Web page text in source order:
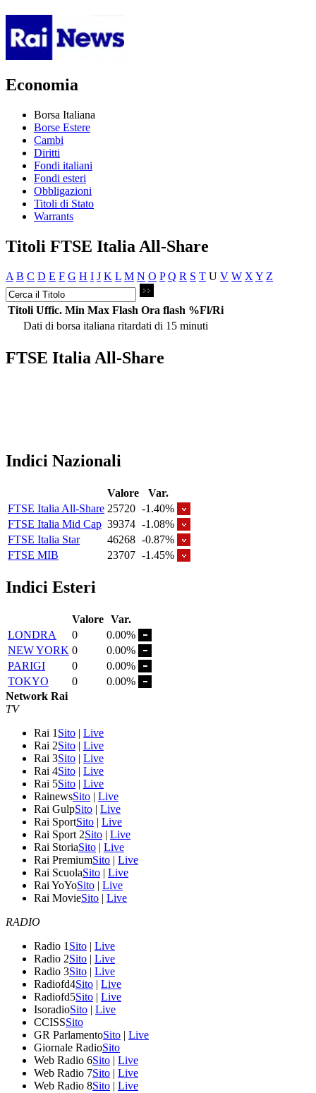
Economia
Borsa Italiana
Borse Estere
Cambi
Diritti
Fondi italiani
Fondi esteri
Obbligazioni
Titoli di Stato
Warrants
Titoli FTSE Italia All-Share
A B C D E F G H I J K L M N O P Q R S T U V W X Y Z
Titoli Uffic. Min Max Flash Ora flash %Fl/Ri
Dati di borsa italiana ritardati di 15 minuti
FTSE Italia All-Share
Indici Nazionali
Valore
Var.
FTSE Italia All-Share 25720 -1.40%
FTSE Italia Mid Cap 39374 -1.08%
FTSE Italia Star
46268 -0.87%
FTSE MIB
23707 -1.45%
Indici Esteri
Valore Var.
LONDRA
0
0.00%
NEW YORK 0
0.00%
PARIGI
0
0.00%
TOKYO
0
0.00%
Network Rai
TV
Rai 1 Sito | Live
Rai 2Sito | Live
Rai 3Sito | Live
Rai 4Sito | Live
Rai 5Sito | Live
RainewsSito | Live
Rai GulpSito | Live
Rai SportSito | Live
Rai Sport 2Sito | Live
Rai StoriaSito | Live
Rai PremiumSito | Live
Rai ScuolaSito | Live
Rai YoYoSito | Live
Rai MovieSito | Live
RADIO
Radio 1 Sito | Live
Radio 2Sito | Live
Radio 3Sito | Live
Radiofd4Sito | Live
Radiofd5Sito | Live
IsoradioSito | Live
CCISSSito
GR ParlamentoSito | Live
Giornale RadioSito
Web Radio 6Sito | Live
Web Radio 7Sito | Live
Web Radio 8Sito | Live